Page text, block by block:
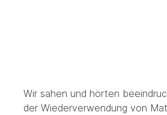
Wir sahen und hörten
der Wiederverwendung von